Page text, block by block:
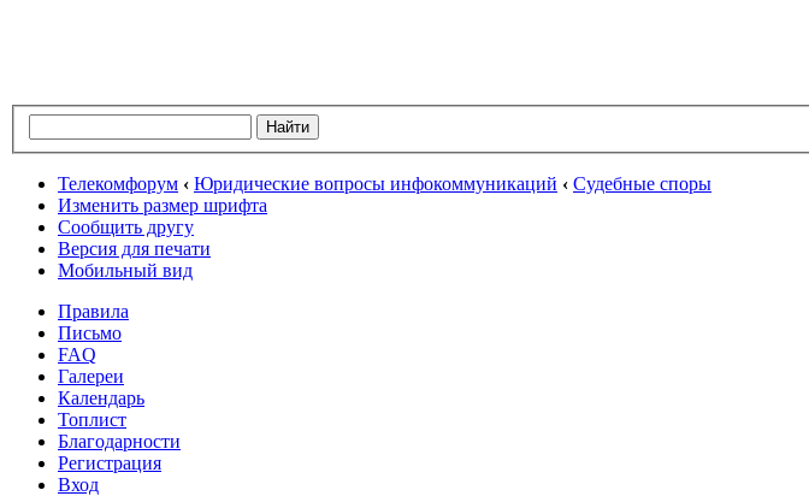
Телекомфорум ‹ Юридические вопросы инфокоммуникаций ‹ Судебные споры
Изменить размер шрифта
Сообщить другу
Версия для печати
Мобильный вид
Правила
Письмо
FAQ
Галереи
Календарь
Топлист
Благодарности
Регистрация
Вход